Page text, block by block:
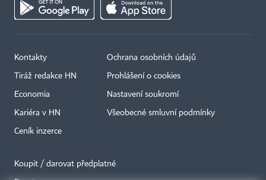
Kontakty
Tiráž redakce HN
Economia
Kariéra v HN
Ceník inzerce
Ochrana osobních údajů
Prohlášení o cookies
Nastavení soukromí
Všeobecné smluvní podmínky
Koupit / darovat předplatné